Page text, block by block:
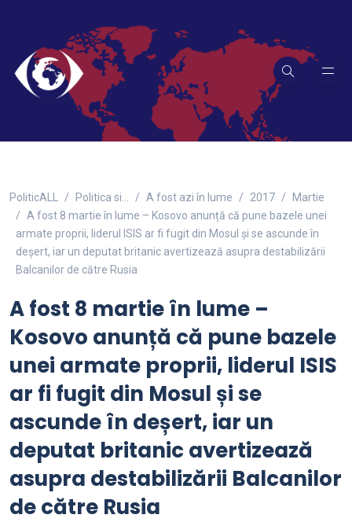
PoliticALL Politica si… A fost azi în lume 2017
Martie
A fost 8 martie în lume – Kosovo anunță că pune bazele unei
armate proprii, liderul ISIS ar fi fugit din Mosul și se ascunde în
deșert, iar un deputat britanic avertizează asupra destabilizării
Balcanilor de către Rusia
A fost 8 martie în lume –
Kosovo anunță că pune bazele
unei armate proprii, liderul ISIS
ar fi fugit din Mosul și se
ascunde în deșert, iar un
deputat britanic avertizează
asupra destabilizării Balcanilor
de către Rusia